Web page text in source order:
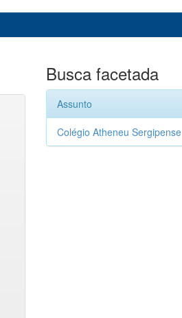
Busca facetada
Assunto
Colégio Atheneu Sergipense